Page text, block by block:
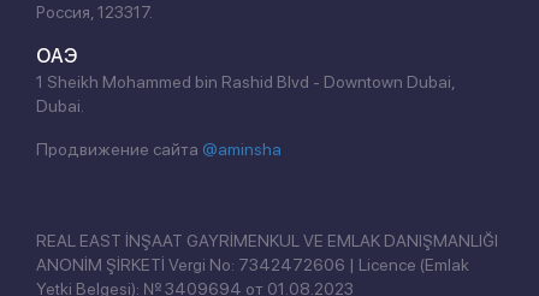
Россия, 123317.
ОАЭ
1 Sheikh Mohammed bin Rashid Blvd - Downtown Dubai,
Dubai.
Продвижение сайта @aminsha
REAL EAST İNŞAAT GAYRİMENKUL VE EMLAK DANIŞMANLIĞI
ANONİM ŞİRKETİ Vergi No: 7342472606 | Licence (Emlak
Yetki Belgesi): № 3409694 от 01.08.2023